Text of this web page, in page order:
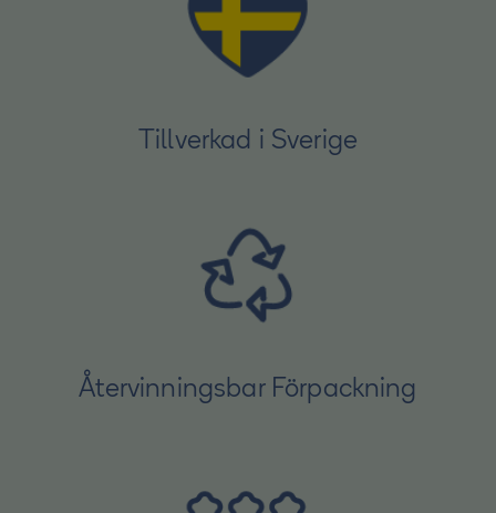
Tillverkad i Sverige
Återvinningsbar Förpackning